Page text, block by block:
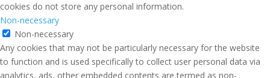
cookies do not store any personal information.
Non-necessary
Non-necessary
Any cookies that may not be particularly necessary for the website
to function and is used specifically to collect user personal data via
analytics, ads, other embedded contents are termed as non-